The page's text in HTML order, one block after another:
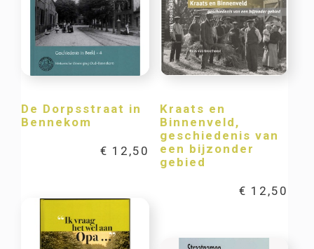
De Dorpsstraat in
Bennekom
€ 12,50
Kraats en
Binnenveld,
geschiedenis van
een bijzonder
gebied
€ 12,50